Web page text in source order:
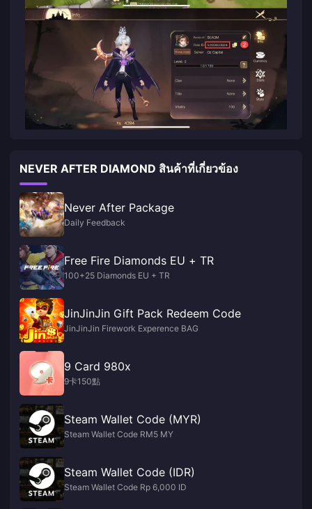
NEVER AFTER DIAMOND สินค้าที่เกี่ยวข้อง
Never After Package
Daily Feedback
Free Fire Diamonds EU + TR
100+25 Diamonds EU + TR
JinJinJin Gift Pack Redeem Code
JinJinJin Firework Experence BAG
9 Card 980x
9卡150點
Steam Wallet Code (MYR)
Steam Wallet Code RM5 MY
Steam Wallet Code (IDR)
Steam Wallet Code Rp 6,000 ID